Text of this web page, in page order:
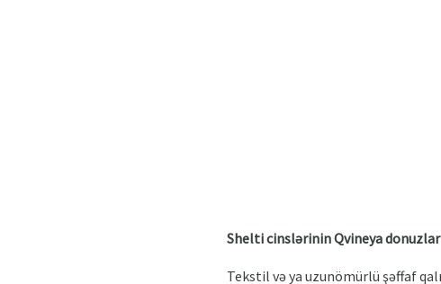
Shelti cinslərinin Qvineya
Tekstil və ya uzunömürlü şəffaf